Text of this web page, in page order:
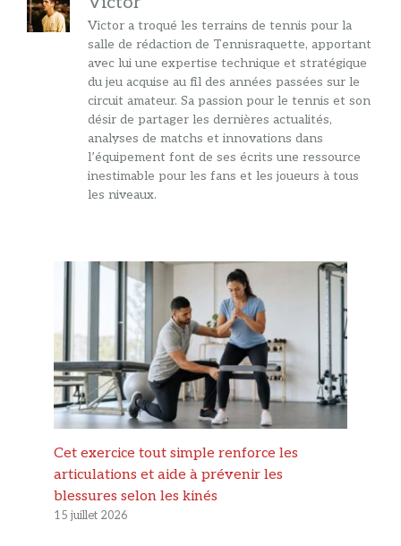
Victor a troqué les terrains de tennis pour la
salle de rédaction de Tennisraquette, apportant
avec lui une expertise technique et stratégique
du jeu acquise au fil des années passées sur le
circuit amateur. Sa passion pour le tennis et son
désir de partager les dernières actualités,
analyses de matchs et innovations dans
l’équipement font de ses écrits une ressource
inestimable pour les fans et les joueurs à tous
les niveaux.
Cet exercice tout simple renforce les
articulations et aide à prévenir les
blessures selon les kinés
15 juillet 2026